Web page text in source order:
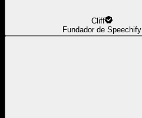
Cliff
Fundador de Speechify